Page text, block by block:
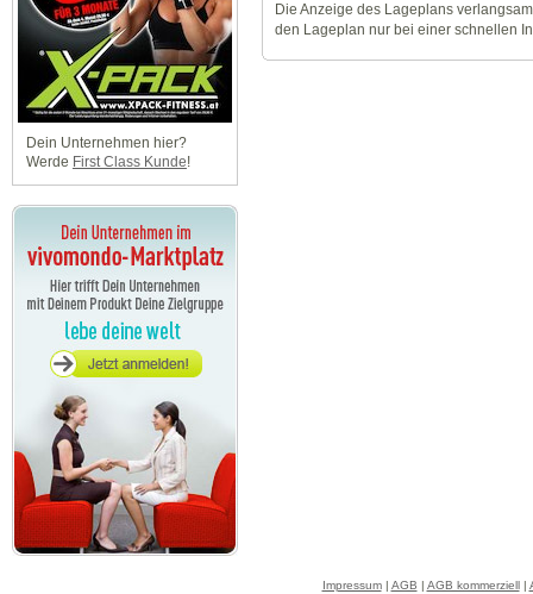
Dein Unternehmen hier?
Werde First Class Kunde!
Die Anzeige des Lageplans
den Lageplan nur bei einer schnellen
Impressum| AGB | AGB kommerziell|